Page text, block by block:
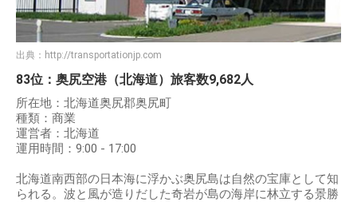
出典： http://transportationjp.com
83位：奥尻空港（北海道）旅客数9,682人
所在地：北海道奥尻郡奥尻町
種類：商業
運営者：北海道
運用時間：9:00 - 17:00
北海道南西部の日本海に浮かぶ奥尻島は自然の宝庫として知
られる。波と風が造りだした奇岩が島の海岸に林立する景勝